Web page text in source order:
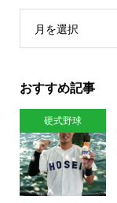
月を選択
おすすめ記事
硬式野球